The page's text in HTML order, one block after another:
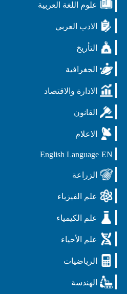
علوم اللغة العربية
الادب العربي
التأريخ
الجغرافية
الادارة والاقتصاد
القانون
الاعلام
EN
English Language
الزراعة
علم الفيزياء
علم الكيمياء
علم الأحياء
الرياضيات
الهندسة